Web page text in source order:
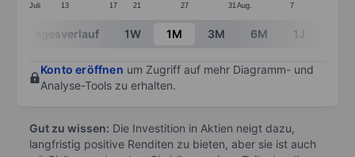
Juli 13 17 21 27 31 Aug. 7
End of interactive chart.
Tagesverlauf 1W 1M 3M 6M 1J
Konto eröffnen um Zugriff auf mehr Diagramm- und
Analyse-Tools zu erhalten.
Gut zu wissen: Die Investition in Aktien neigt dazu,
langfristig positive Renditen zu bieten, aber sie ist auch